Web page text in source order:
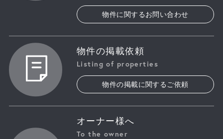
物件に関するお問い合わせ
物件の掲載依頼
Listing of properties
物件の掲載に関するご依頼
オーナー様へ
To the owner